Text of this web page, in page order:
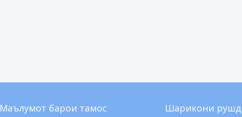
Маълумот барои тамос Шарикони рушд